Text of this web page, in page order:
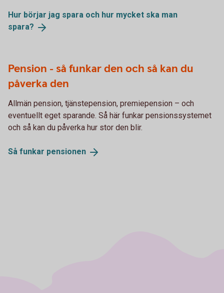
Hur börjar jag spara och hur mycket ska man
spara?
Pension - så funkar den och så kan du
påverka den
Allmän pension, tjänstepension, premiepension – och
eventuellt eget sparande. Så här funkar pensionssystemet
och så kan du påverka hur stor den blir.
Så funkar pensionen